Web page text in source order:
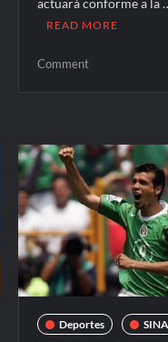
actuará conforme a la
READ MORE
Commenton
EE.UU.
no
ha
entregado
pruebas
contra
Rubén
Rocha
Deportes